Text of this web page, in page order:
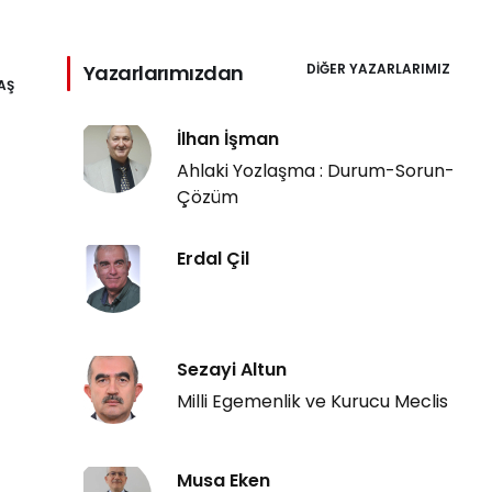
Yazarlarımızdan DIĞER YAZARLARIMIZ
İlhan İşman
Ahlaki Yozlaşma : Durum-Sorun-
Çözüm
Erdal Çil
Sezayi Altun
Milli Egemenlik ve Kurucu Meclis
Musa Eken